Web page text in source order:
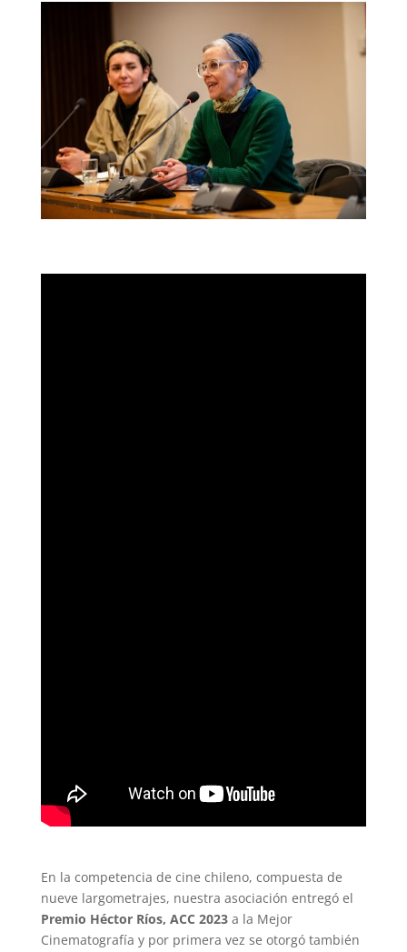
En la competencia de cine chileno, compuesta de
nueve largometrajes, nuestra asociación entregó el
Premio Héctor Ríos, ACC 2023a la Mejor
Cinematografía y por primera vez se otorgó también